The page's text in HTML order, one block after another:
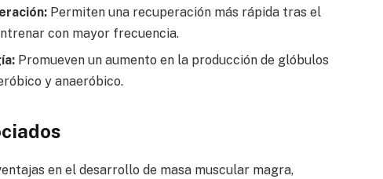
Permiten una recuperación más rápida tras el
con mayor frecuencia.
Promueven un aumento en la producción de glóbulos
y anaeróbico.
en el desarrollo de masa muscular magra,